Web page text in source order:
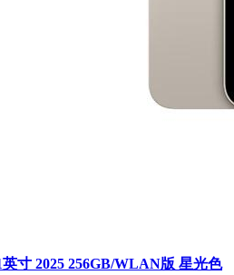
寸 2025 256GB/WLAN版 星光色